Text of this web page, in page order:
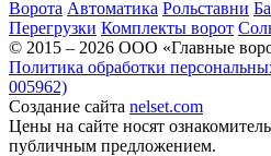
Ворота Автоматика Рольставни
Перегрузки Комплекты ворот
© 2015 – 2026 ООО «Главные
Политика обработки
005962)
Создание сайта nelset.com
Цены на сайте носят
публичным предложением.